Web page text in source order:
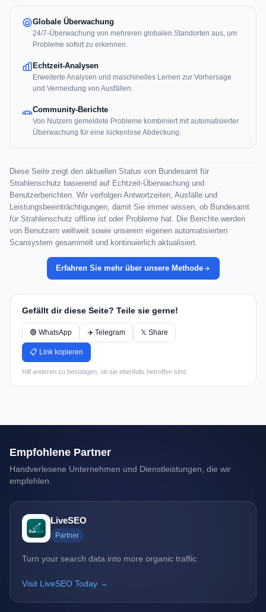
Globale Überwachung
24/7-Überwachung von mehreren globalen Standorten aus, um
Probleme sofort zu erkennen.
Echtzeit-Analysen
Erweiterte Analysen und maschinelles Lernen zur Vorhersage
und Vermeidung von Ausfällen.
Community-Berichte
Von Nutzern gemeldete Probleme kombiniert mit automatisierter
Überwachung für eine lückenlose Abdeckung.
Diese Seite zeigt den aktuellen Status von Bundesamt für
Strahlenschutz basierend auf Echtzeit-Überwachung und
Benutzerberichten. Wir verfolgen Antwortzeiten, Ausfälle und
Leistungsbeeinträchtigungen, damit Sie immer wissen, ob Bundesamt
für Strahlenschutz offline ist oder Probleme hat. Die Berichte werden
von Benutzern weltweit sowie unserem eigenen automatisierten
Scansystem gesammelt und kontinuierlich aktualisiert.
Erfahren Sie mehr über unsere Methode
Gefällt dir diese Seite? Teile sie gerne!
🟢 WhatsApp ✈️ Telegram 𝕏 Share
📋 Link kopieren
Hilf anderen zu bestätigen, ob sie ebenfalls betroffen sind.
Empfohlene Partner
Handverlesene Unternehmen und Dienstleistungen, die wir
empfehlen.
LiveSEO
Partner
Turn your search data into more organic traffic
Visit LiveSEO Today →